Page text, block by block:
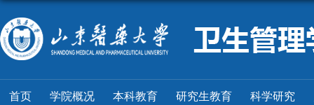
首页 学院概况 本科教育 研究生教育 科学研究